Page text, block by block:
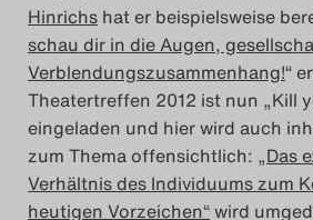
Hinrichs hat er beispielsweise
schau dir in die Augen,
Verblendungszusammenhang!“
Theatertreffen 2012 ist nun „Kill
eingeladen und hier wird auch
zum Thema offensichtlich: „Das
Verhältnis des Individuums zum
heutigen Vorzeichen“wird